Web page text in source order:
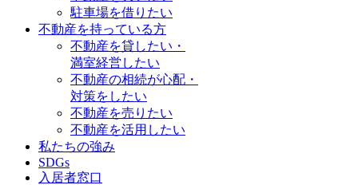
駐車場を借りたい
不動産を持っている方
不動産を貸したい・
満室経営したい
不動産の相続が心配・
対策をしたい
不動産を売りたい
不動産を活用したい
私たちの強み
SDGs
入居者窓口